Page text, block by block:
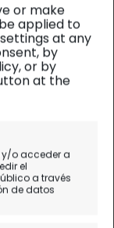
or make
applied to
at any
by
or by
at the
o acceder a
el
a través
de datos
para
[2026]
para